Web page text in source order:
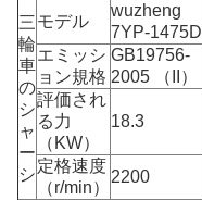
三
輪
車
の
シ
ャ
ー
シ
モデル
wuzheng
7YP-1475DI
エミッシ
ョン規格
GB19756-
2005 （II）
評価され
る力
（KW）
18.3
定格速度
（r/min）
2200